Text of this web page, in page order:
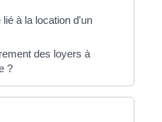
à la location d'un
des loyers à
?